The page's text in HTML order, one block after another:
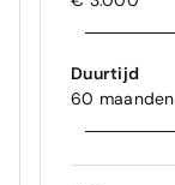
Duurtijd
60 maanden